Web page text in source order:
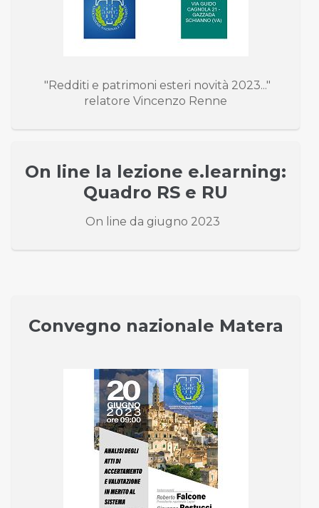
"Redditi e patrimoni esteri novità 2023..."
relatore Vincenzo Renne
On line la lezione e.learning:
Quadro RS e RU
On line da giugno 2023
Convegno nazionale Matera